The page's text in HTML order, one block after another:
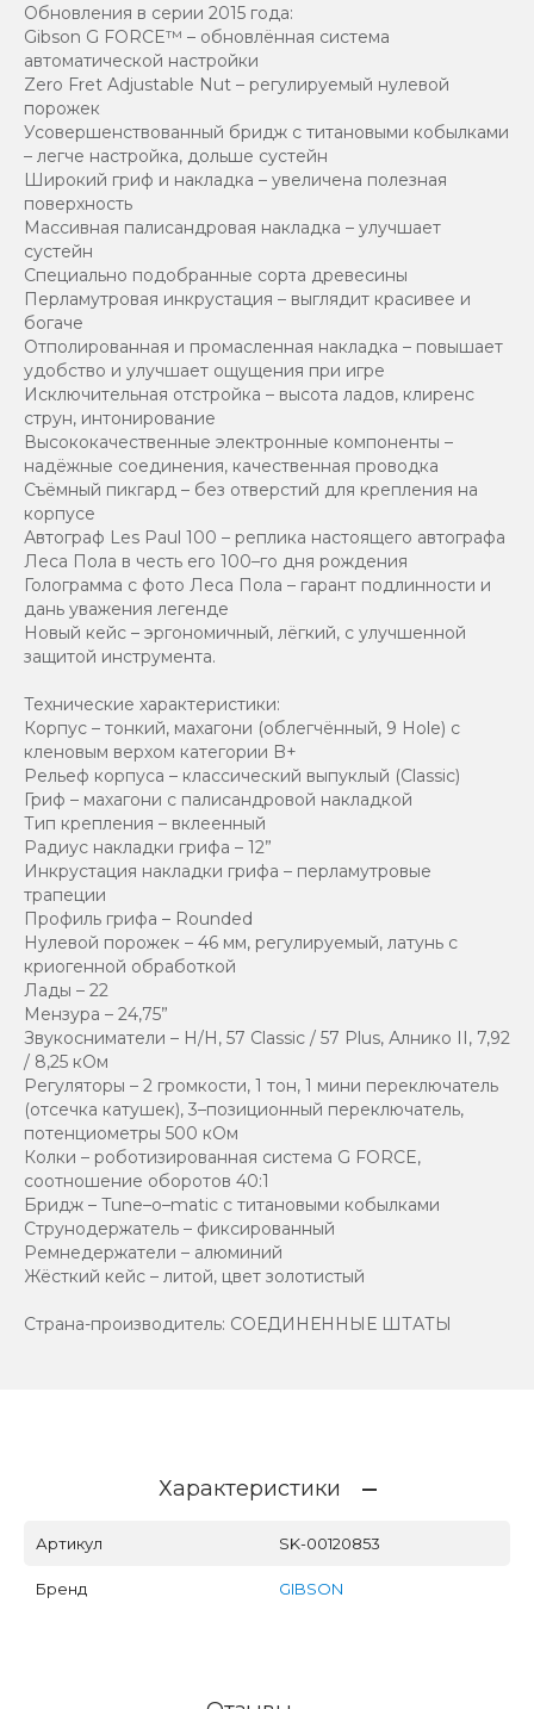
Обновления в серии 2015 года:
Gibson G FORCE™ – обновлённая система
автоматической настройки
Zero Fret Adjustable Nut – регулируемый нулевой
порожек
Усовершенствованный бридж с титановыми кобылками
– легче настройка, дольше сустейн
Широкий гриф и накладка – увеличена полезная
поверхность
Массивная палисандровая накладка – улучшает
сустейн
Специально подобранные сорта древесины
Перламутровая инкрустация – выглядит красивее и
богаче
Отполированная и промасленная накладка – повышает
удобство и улучшает ощущения при игре
Исключительная отстройка – высота ладов, клиренс
струн, интонирование
Высококачественные электронные компоненты –
надёжные соединения, качественная проводка
Съёмный пикгард – без отверстий для крепления на
корпусе
Автограф Les Paul 100 – реплика настоящего автографа
Леса Пола в честь его 100–го дня рождения
Голограмма с фото Леса Пола – гарант подлинности и
дань уважения легенде
Новый кейс – эргономичный, лёгкий, с улучшенной
защитой инструмента.
Технические характеристики:
Корпус – тонкий, махагони (облегчённый, 9 Hole) с
кленовым верхом категории B+
Рельеф корпуса – классический выпуклый (Classic)
Гриф – махагони с палисандровой накладкой
Тип крепления – вклеенный
Радиус накладки грифа – 12”
Инкрустация накладки грифа – перламутровые
трапеции
Профиль грифа – Rounded
Нулевой порожек – 46 мм, регулируемый, латунь с
криогенной обработкой
Лады – 22
Мензура – 24,75”
Звукосниматели – H/H, 57 Classic / 57 Plus, Алнико II, 7,92
/ 8,25 кОм
Регуляторы – 2 громкости, 1 тон, 1 мини переключатель
(отсечка катушек), 3–позиционный переключатель,
потенциометры 500 кОм
Колки – роботизированная система G FORCE,
соотношение оборотов 40:1
Бридж – Tune–o–matic с титановыми кобылками
Струнодержатель – фиксированный
Ремнедержатели – алюминий
Жёсткий кейс – литой, цвет золотистый
Страна-производитель: СОЕДИНЕННЫЕ ШТАТЫ
Характеристики
Артикул SK-00120853
Бренд GIBSON